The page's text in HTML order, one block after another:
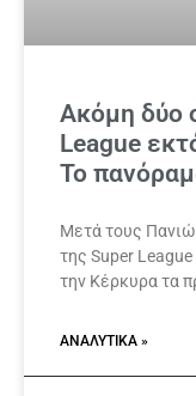
Ακόμη δύο
League
Το
Μετά τους
της Super League
την Κέρκυρα τα
ΑΝΑΛΥΤΙΚΆ »